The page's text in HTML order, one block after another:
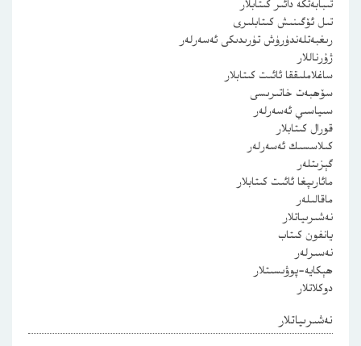
تىبابەتكە دائىر كىتابلار
تىل ئۆگىنىش كىتابلىرى
رىغبەتلەندۈرۈش تۈرىدىكى ئەسەرلەر
ژۇرناللار
ساغلاملىققا ئائىت كىتابلار
سۆھبەت خاتىرىسى
سىياسىي ئەسەرلەر
قورال كىتابلار
كىلاسسىك ئەسەرلەر
گېزىتلەر
مائارىپغا ئائىت كىتابلار
ماقالىلەر
نەشىرىياتلار
يانفون كىتاب
نەسىرلەر
ھېكايە-پوۋىسىتلار
دوكلاتلار
نەشىرىياتلار